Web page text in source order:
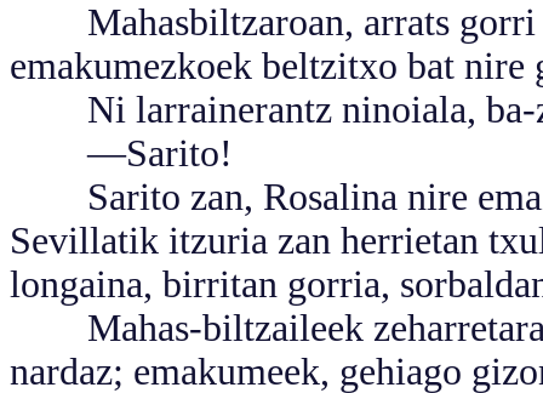
Mahasbiltzaroan, arrats gorri
emakumezkoek beltzitxo bat nire
Ni larrainerantz ninoiala, ba-
—Sarito!
Sarito zan, Rosalina nire
Sevillatik itzuria zan herrietan
longaina, birritan gorria,
Mahas-biltzaileek zeharretara
nardaz; emakumeek, gehiago